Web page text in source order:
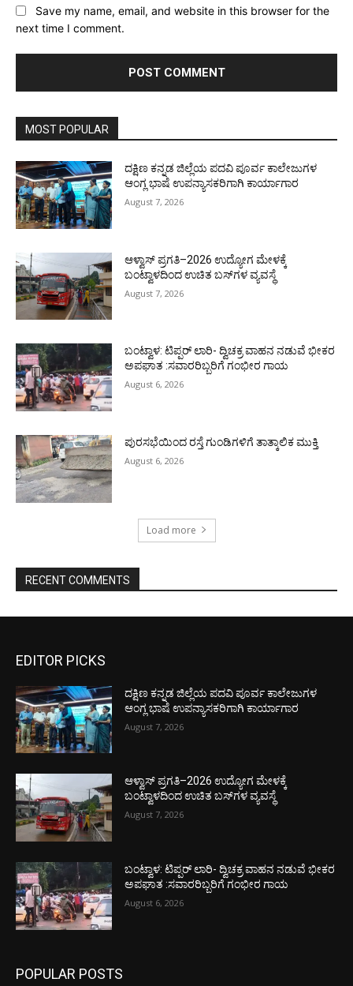
Save my name, email, and website in this browser for the
next time I comment.
MOST POPULAR
ದಕ್ಷಿಣ ಕನ್ನಡ ಜಿಲ್ಲೆಯ ಪದವಿ ಪೂರ್ವ ಕಾಲೇಜುಗಳ
ಆಂಗ್ಲ ಭಾಷೆ ಉಪನ್ಯಾಸಕರಿಗಾಗಿ ಕಾರ್ಯಾಗಾರ
August 7, 2026
ಆಳ್ವಾಸ್ ಪ್ರಗತಿ–2026 ಉದ್ಯೋಗ ಮೇಳಕ್ಕೆ
ಬಂಟ್ವಾಳದಿಂದ ಉಚಿತ ಬಸ್‌ಗಳ ವ್ಯವಸ್ಥೆ
August 7, 2026
ಬಂಟ್ವಾಳ: ಟಿಪ್ಪರ್ ಲಾರಿ- ದ್ವಿಚಕ್ರ ವಾಹನ ನಡುವೆ ಭೀಕರ
ಅಪಘಾತ :ಸವಾರರಿಬ್ಬರಿಗೆ ಗಂಭೀರ ಗಾಯ
August 6, 2026
ಪುರಸಭೆಯಿಂದ ರಸ್ತೆ ಗುಂಡಿಗಳಿಗೆ ತಾತ್ಕಾಲಿಕ ಮುಕ್ತಿ
August 6, 2026
Load more
RECENT COMMENTS
EDITOR PICKS
ದಕ್ಷಿಣ ಕನ್ನಡ ಜಿಲ್ಲೆಯ ಪದವಿ ಪೂರ್ವ ಕಾಲೇಜುಗಳ
ಆಂಗ್ಲ ಭಾಷೆ ಉಪನ್ಯಾಸಕರಿಗಾಗಿ ಕಾರ್ಯಾಗಾರ
August 7, 2026
ಆಳ್ವಾಸ್ ಪ್ರಗತಿ–2026 ಉದ್ಯೋಗ ಮೇಳಕ್ಕೆ
ಬಂಟ್ವಾಳದಿಂದ ಉಚಿತ ಬಸ್‌ಗಳ ವ್ಯವಸ್ಥೆ
August 7, 2026
ಬಂಟ್ವಾಳ: ಟಿಪ್ಪರ್ ಲಾರಿ- ದ್ವಿಚಕ್ರ ವಾಹನ ನಡುವೆ ಭೀಕರ
ಅಪಘಾತ :ಸವಾರರಿಬ್ಬರಿಗೆ ಗಂಭೀರ ಗಾಯ
August 6, 2026
POPULAR POSTS